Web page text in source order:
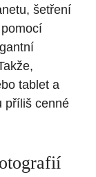
šetření
tablet a
příliš cenné